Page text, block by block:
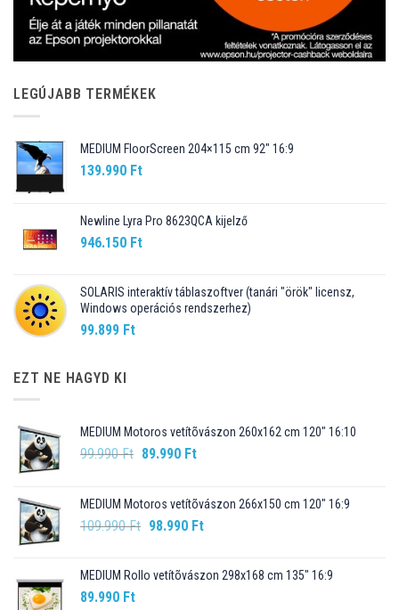
LEGÚJABB TERMÉKEK
MEDIUM FloorScreen 204×115 cm 92″ 16:9
139.990 Ft
Newline Lyra Pro 8623QCA kijelző
946.150 Ft
SOLARIS interaktív táblaszoftver (tanári "örök" licensz,
Windows operációs rendszerhez)
99.899 Ft
EZT NE HAGYD KI
MEDIUM Motoros vetítõvászon 260x162 cm 120" 16:10
99.990Ft Original
99.990 Ft.
89.990 FtCurrent
89.990 Ft.
MEDIUM Motoros vetítõvászon 266x150 cm 120" 16:9
109.990Ft Original
109.990 Ft.
98.990 FtCurrent
98.990 Ft.
MEDIUM Rollo vetítõvászon 298x168 cm 135" 16:9
89.990 Ft